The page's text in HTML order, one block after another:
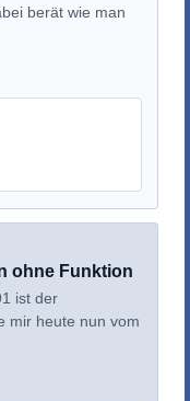
berät wie man
ohne Funktion
ist der
mir heute nun vom